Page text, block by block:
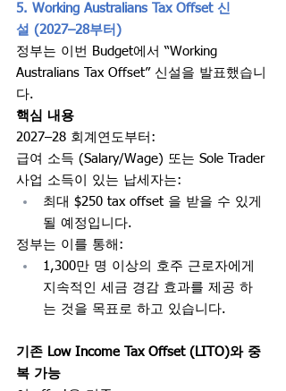
5. Working Australians Tax Offset 신
설 (2027–28부터)
정부는 이번 Budget에서 “Working
Australians Tax Offset” 신설을 발표했습니
다.
핵심 내용
2027–28 회계연도부터:
급여 소득 (Salary/Wage) 또는 Sole Trader
사업 소득이 있는 납세자는:
최대 $250 tax offset 을 받을 수 있게
될 예정입니다.
정부는 이를 통해:
1,300만 명 이상의 호주 근로자에게
지속적인 세금 경감 효과를 제공 하
는 것을 목표로 하고 있습니다.
기존 Low Income Tax Offset (LITO)와 중
복 가능